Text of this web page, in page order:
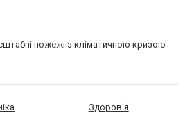
пожежі з кліматичною кризою
Здоров'я